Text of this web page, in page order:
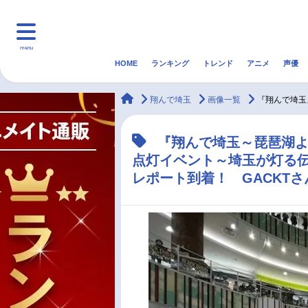
menu
マンガ・ラノベ ゲーム・アプリ 音楽
最新記事一覧
声優記事一覧
HOME ランキング トレンド アニメ 声優
animateTimes
翔んで埼玉 画像一覧 『翔んで埼
『翔んで埼玉～琵琶湖
点灯イベント～埼玉が灯る
レポート到着！ GACKTさ